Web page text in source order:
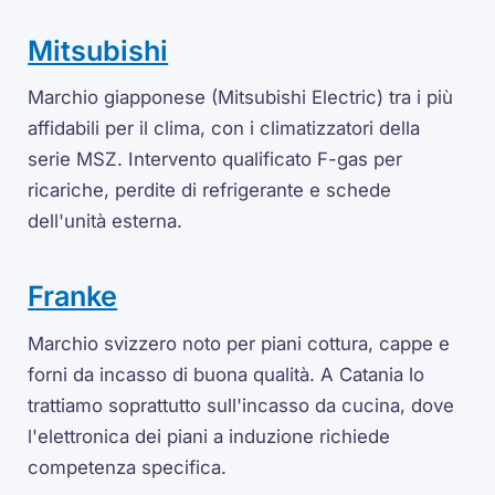
Mitsubishi
Marchio giapponese (Mitsubishi Electric) tra i più
affidabili per il clima, con i climatizzatori della
serie MSZ. Intervento qualificato F-gas per
ricariche, perdite di refrigerante e schede
dell'unità esterna.
Franke
Marchio svizzero noto per piani cottura, cappe e
forni da incasso di buona qualità. A Catania lo
trattiamo soprattutto sull'incasso da cucina, dove
l'elettronica dei piani a induzione richiede
competenza specifica.